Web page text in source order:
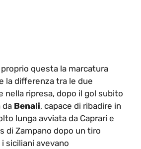
questa la marcatura
la differenza tra le due
nella ripresa, dopo il gol subito
da Benali, capace di ribadire in
lunga avviata da Caprari e
di Zampano dopo un tiro
siciliani avevano